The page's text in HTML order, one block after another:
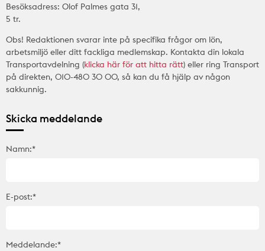
Besöksadress: Olof Palmes gata 31,
5 tr.
Obs! Redaktionen svarar inte på specifika frågor om lön,
arbetsmiljö eller ditt fackliga medlemskap. Kontakta din lokala
Transportavdelning (klicka här för att hitta rätt) eller ring Transport
på direkten, 010-480 30 00, så kan du få hjälp av någon
sakkunnig.
Skicka meddelande
Namn:*
E-post:*
Meddelande:*